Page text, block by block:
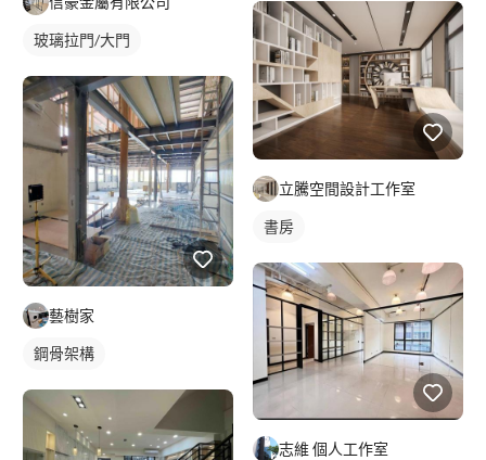
玻璃拉門/大門
藝樹家
鋼骨架構
立騰空間設計工作室
書房
志維 個人工作室